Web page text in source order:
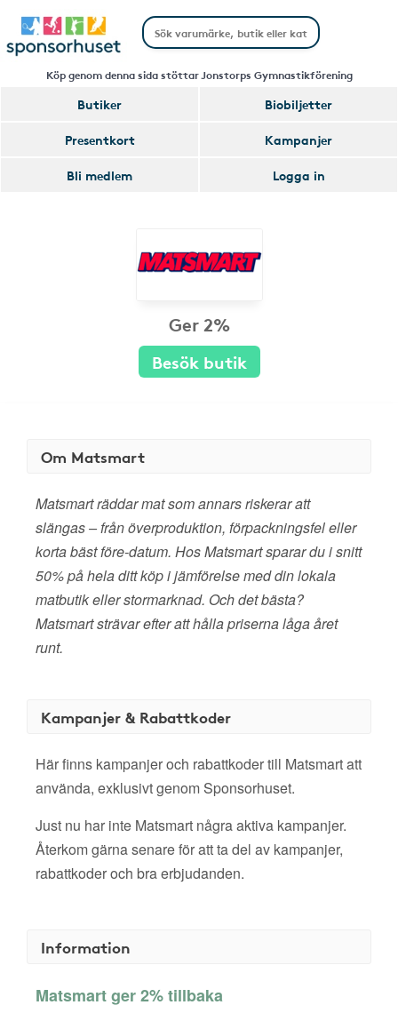
Köp genom denna sida stöttar Jonstorps Gymnastikförening
Butiker
Biobiljetter
Presentkort
Kampanjer
Bli medlem
Logga in
Ger 2%
Besök butik
Om Matsmart
Matsmart räddar mat som annars riskerar att
slängas – från överproduktion, förpackningsfel eller
korta bäst före-datum. Hos Matsmart sparar du i snitt
50% på hela ditt köp i jämförelse med din lokala
matbutik eller stormarknad. Och det bästa?
Matsmart strävar efter att hålla priserna låga året
runt.
Kampanjer & Rabattkoder
Här finns kampanjer och rabattkoder till Matsmart att
använda, exklusivt genom Sponsorhuset.
Just nu har inte Matsmart några aktiva kampanjer.
Återkom gärna senare för att ta del av kampanjer,
rabattkoder och bra erbjudanden.
Information
Matsmart ger 2% tillbaka